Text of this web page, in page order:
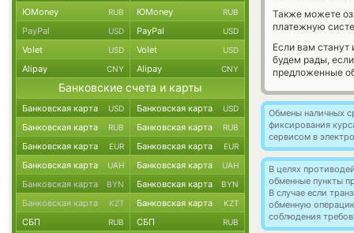
Также можете
платежную
Если вам
будем рады,
предложенные
Обмены наличных
фиксирования
сервисом в
В целях
обменные пункты
В случае если
обменную
соблюдения
ЮMoney RUB ЮMoney RUB
PayPal USD PayPal USD
Volet USD Volet USD
Alipay CNY Alipay CNY
Банковские счета и карты
Банковская карта USD Банковская карта USD
Банковская карта RUB Банковская карта RUB
Банковская карта EUR Банковская карта EUR
Банковская карта UAH Банковская карта UAH
Банковская карта BYN Банковская карта BYN
Банковская карта KZT Банковская карта KZT
СБП RUB СБП RUB